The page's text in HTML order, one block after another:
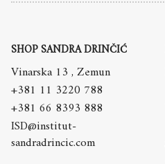
SHOP SANDRA DRINČIĆ
Vinarska 13 , Zemun
+381 11 3220 788
+381 66 8393 888
ISD@institut-
sandradrincic.com